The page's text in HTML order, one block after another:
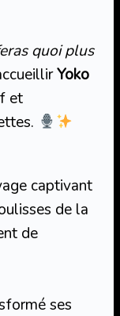
quoi plus
Yoko
et
captivant
de la
de
ses